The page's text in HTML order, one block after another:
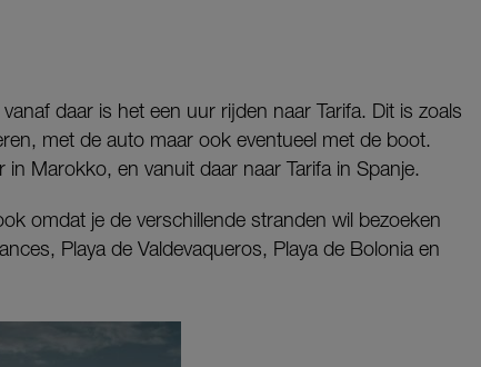
daar is het een uur rijden naar Tarifa. Dit is zoals
met de auto maar ook eventueel met de boot.
Marokko, en vanuit daar naar Tarifa in Spanje.
omdat je de verschillende stranden wil bezoeken
Playa de Valdevaqueros, Playa de Bolonia en